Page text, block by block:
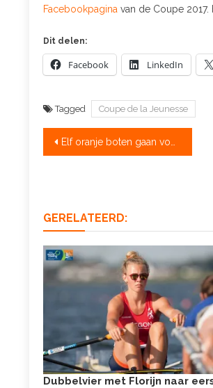
Facebookpagina van de Coupe
Dit delen:
Facebook LinkedIn
Tagged Coupe de la Jeunesse
Bericht
Elf oranje boten gaan voor de Coupe
GERELATEERD:
Dubbelvier met Florijn naar